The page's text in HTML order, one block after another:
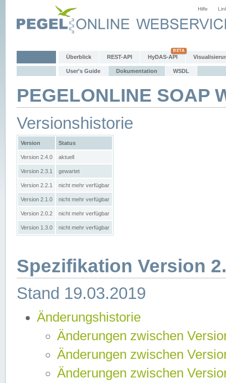
Hilfe
Überblick REST-API HyDAS-API
User's Guide Dokumentation WSDL
PEGELONLINE SOAP
Versionshistorie
Version Status
Version 2.4.0 aktuell
Version 2.3.1 gewartet
Version 2.2.1 nicht mehr verfügbar
Version 2.1.0 nicht mehr verfügbar
Version 2.0.2 nicht mehr verfügbar
Version 1.3.0 nicht mehr verfügbar
Spezifikation Version
Stand 19.03.2019
Änderungshistorie
Änderungen zwischen
Änderungen zwischen
Änderungen zwischen